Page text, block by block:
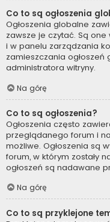
Co to są ogłoszenia
Ogłoszenia globalne
zawsze je czytać. Są
i w panelu zarządzania
zamieszczania
administratora witryny.
Na górę
Co to są ogłoszenia?
Ogłoszenia często
przeglądanego forum i
możliwe. Ogłoszenia są
forum, w którym zostały
ogłoszeń są nadawane
Na górę
Co to są przyklejone